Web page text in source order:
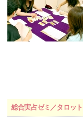
総合実占ゼミ／タロッ